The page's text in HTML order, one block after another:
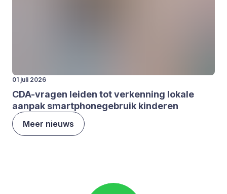
01 juli 2026
CDA-vra­gen lei­den tot ver­ken­ning loka­le
aan­pak smartpho­ne­ge­bruik kin­de­ren
Meer nieuws